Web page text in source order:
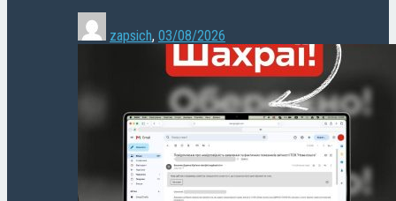
zapsich, 03/08/2026